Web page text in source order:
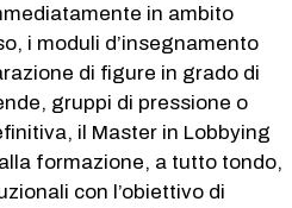
in ambito
i moduli d’insegnamento
di figure in grado di
gruppi di pressione o
il Master in Lobbying
formazione, a tutto tondo,
con l’obiettivo di